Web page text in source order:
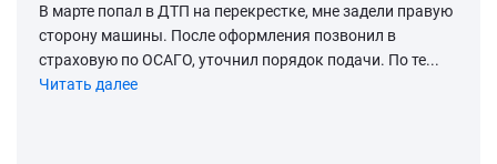
В марте попал в ДТП на перекрестке, мне задели правую
сторону машины. После оформления позвонил в
страховую по ОСАГО, уточнил порядок подачи. По те...
Читать далее